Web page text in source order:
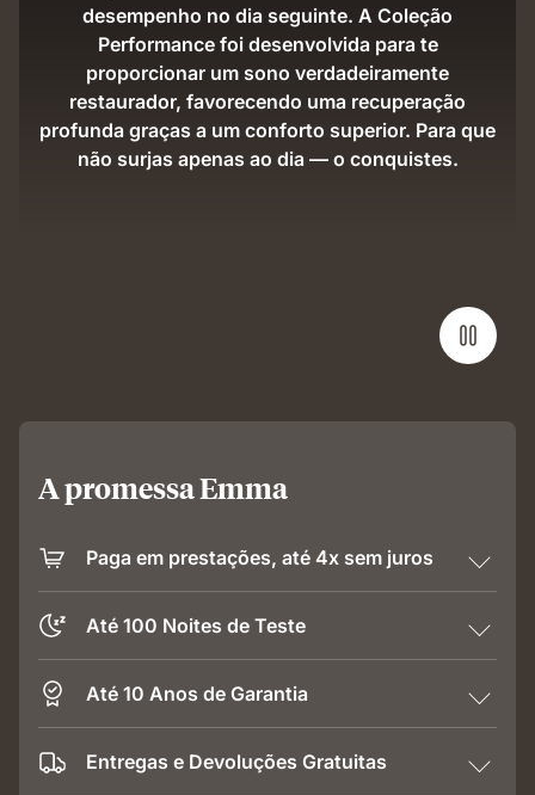
desempenho no dia seguinte. A Coleção
Performance foi desenvolvida para te
proporcionar um sono verdadeiramente
restaurador, favorecendo uma recuperação
profunda graças a um conforto superior. Para que
não surjas apenas ao dia — o conquistes.
A promessa Emma
Paga em prestações, até 4x sem juros
Até 100 Noites de Teste
Até 10 Anos de Garantia
Entregas e Devoluções Gratuitas